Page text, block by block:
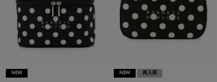
NEW NEW 再入荷